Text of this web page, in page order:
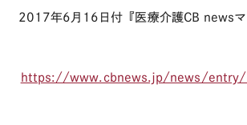
2017年6月16日付『医療介護CB newsマ
https://www.cbnews.jp/news/